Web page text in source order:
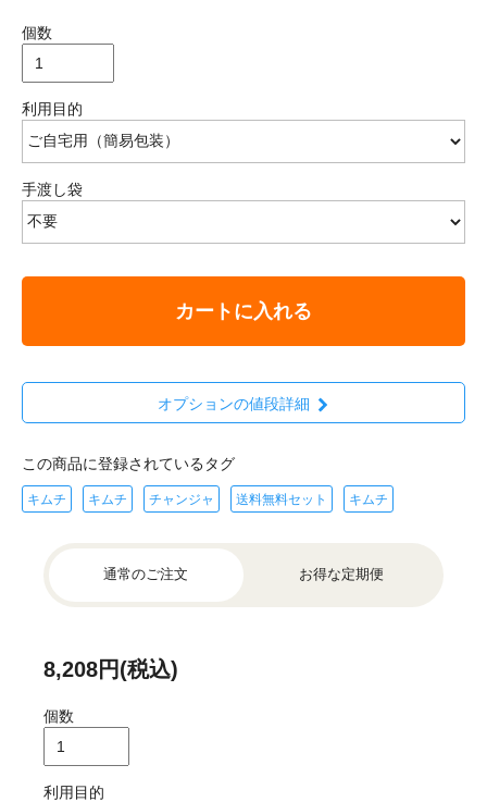
個数
利用目的
手渡し袋
カートに入れる
オプションの値段詳細
この商品に登録されているタグ
キムチ キムチ チャンジャ 送料無料セット キムチ
通常のご注文 お得な定期便
8,208円(税込)
個数
利用目的